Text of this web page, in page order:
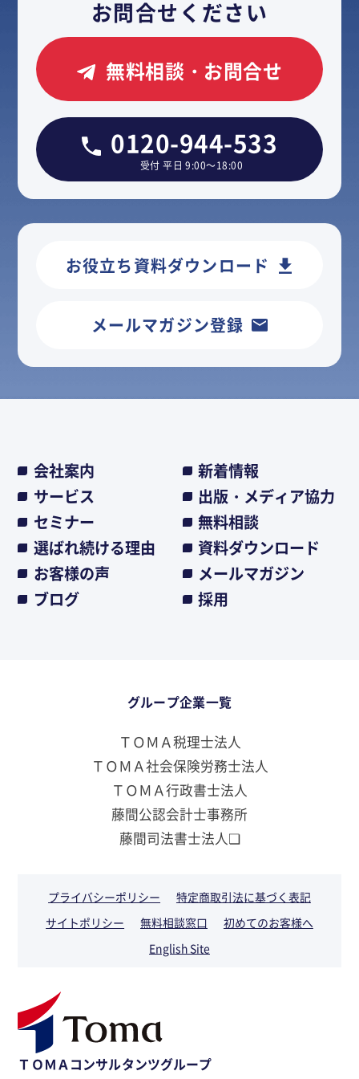
お問合せください
無料相談・お問合せ
0120-944-533
受付 平日 9:00～18:00
お役立ち資料ダウンロード
メールマガジン登録
会社案内
新着情報
サービス
出版・メディア協力
セミナー
無料相談
選ばれ続ける理由
資料ダウンロード
お客様の声
メールマガジン
ブログ
採用
グループ企業一覧
ＴＯＭＡ税理士法人
ＴＯＭＡ社会保険労務士法人
ＴＯＭＡ行政書士法人
藤間公認会計士事務所
藤間司法書士法人❏
プライバシーポリシー
特定商取引法に基づく表記
サイトポリシー
無料相談窓口
初めてのお客様へ
English Site
ＴＯＭＡコンサルタンツグループ